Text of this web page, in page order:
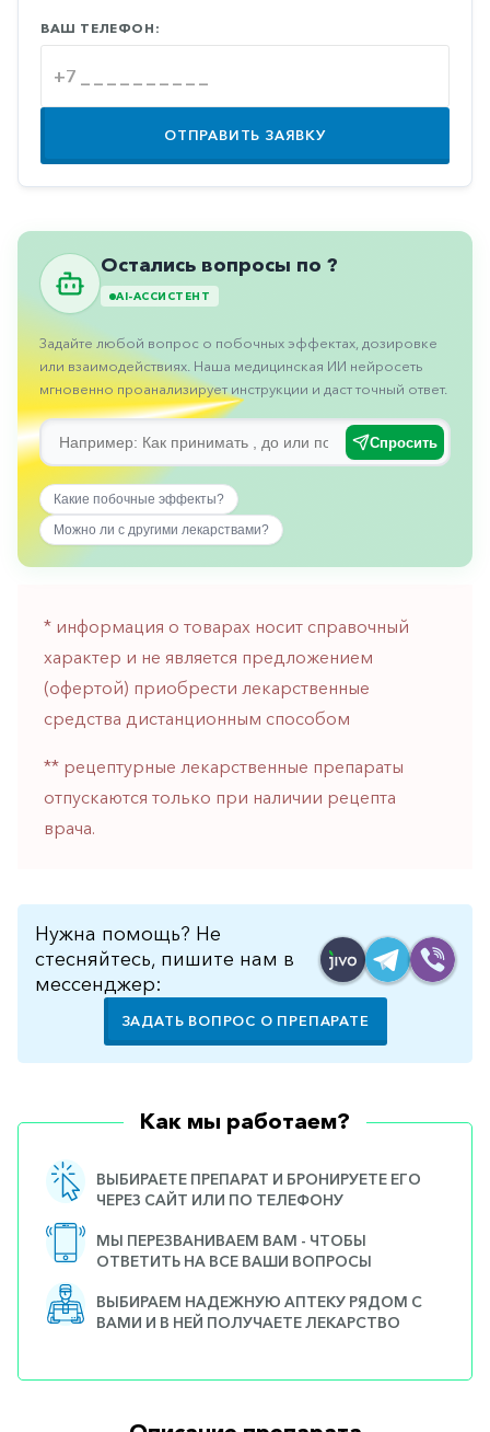
Противоопухолевые
Противоподагрические
Противорвотные
Противоэпилептические
Пульмонология
Сердечные
Тромбозы
Урология
Ухо-
горло-
нос
Хирургия
Щитовидная
ВАШ ТЕЛЕФОН:
ОТПРАВИТЬ ЗАЯВКУ
Остались вопросы по ?
AI-АССИСТЕНТ
Задайте любой вопрос о побочных эффектах, дозировке
или взаимодействиях. Наша медицинская ИИ нейросеть
мгновенно проанализирует инструкции и даст точный ответ.
Спросить
Какие побочные эффекты?
Можно ли с другими лекарствами?
* информация о товарах носит справочный
характер и не является предложением
(офертой) приобрести лекарственные
средства дистанционным способом
** рецептурные лекарственные препараты
отпускаются только при наличии рецепта
врача.
Нужна помощь? Не
стесняйтесь, пишите нам в
мессенджер:
ЗАДАТЬ ВОПРОС О ПРЕПАРАТЕ
Как мы работаем?
ВЫБИРАЕТЕ ПРЕПАРАТ И БРОНИРУЕТЕ ЕГО
ЧЕРЕЗ САЙТ ИЛИ ПО ТЕЛЕФОНУ
МЫ ПЕРЕЗВАНИВАЕМ ВАМ - ЧТОБЫ
ОТВЕТИТЬ НА ВСЕ ВАШИ ВОПРОСЫ
ВЫБИРАЕМ НАДЕЖНУЮ АПТЕКУ РЯДОМ С
ВАМИ И В НЕЙ ПОЛУЧАЕТЕ ЛЕКАРСТВО